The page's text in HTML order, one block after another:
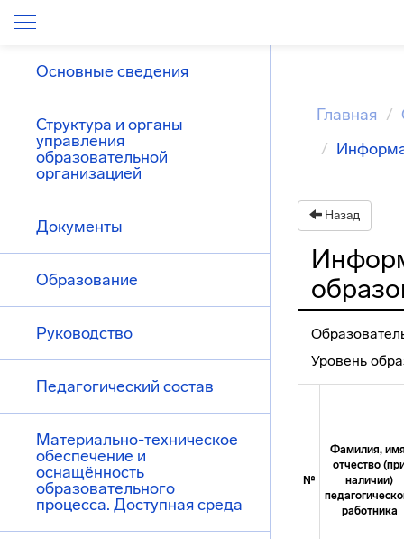
Основные сведения
Структура и органы
управления
образовательной
организацией
Документы
Образование
Руководство
Педагогический состав
Материально-техническое
обеспечение и
оснащённость
образовательного
процесса. Доступная среда
Главная
Назад
Уровень
№
Фамилия,
отчество
наличии)
работника